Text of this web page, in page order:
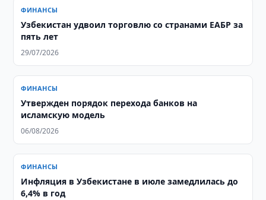
ФИНАНСЫ
Узбекистан удвоил торговлю со странами ЕАБР за
пять лет
29/07/2026
ФИНАНСЫ
Утвержден порядок перехода банков на
исламскую модель
06/08/2026
ФИНАНСЫ
Инфляция в Узбекистане в июле замедлилась до
6,4% в год